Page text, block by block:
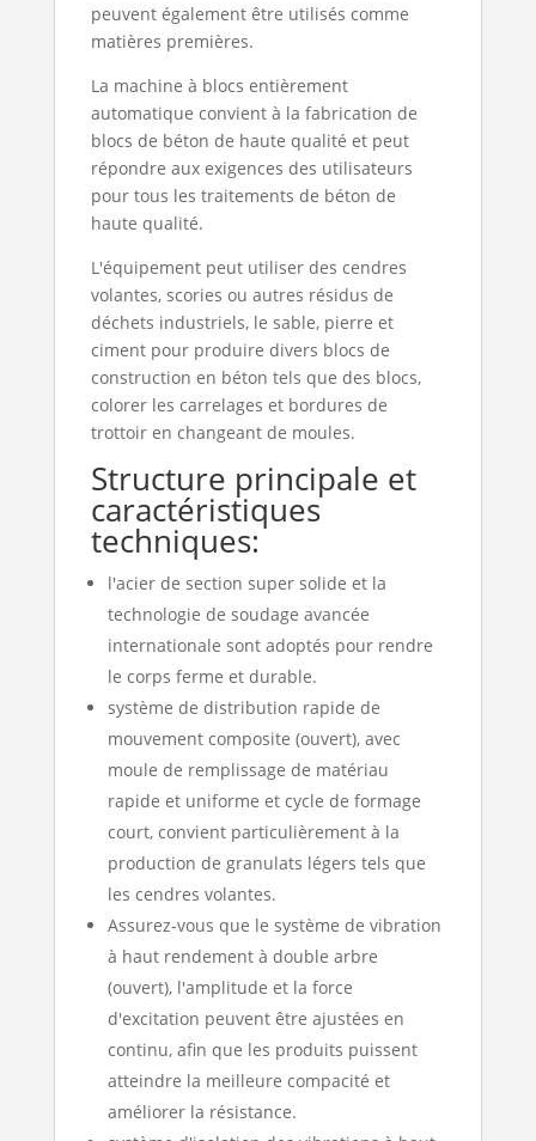
peuvent également être utilisés comme
matières premières.
La machine à blocs entièrement
automatique convient à la fabrication de
blocs de béton de haute qualité et peut
répondre aux exigences des utilisateurs
pour tous les traitements de béton de
haute qualité.
L'équipement peut utiliser des cendres
volantes, scories ou autres résidus de
déchets industriels, le sable, pierre et
ciment pour produire divers blocs de
construction en béton tels que des blocs,
colorer les carrelages et bordures de
trottoir en changeant de moules.
Structure principale et
caractéristiques
techniques:
l'acier de section super solide et la
technologie de soudage avancée
internationale sont adoptés pour rendre
le corps ferme et durable.
système de distribution rapide de
mouvement composite (ouvert), avec
moule de remplissage de matériau
rapide et uniforme et cycle de formage
court, convient particulièrement à la
production de granulats légers tels que
les cendres volantes.
Assurez-vous que le système de vibration
à haut rendement à double arbre
(ouvert), l'amplitude et la force
d'excitation peuvent être ajustées en
continu, afin que les produits puissent
atteindre la meilleure compacité et
améliorer la résistance.